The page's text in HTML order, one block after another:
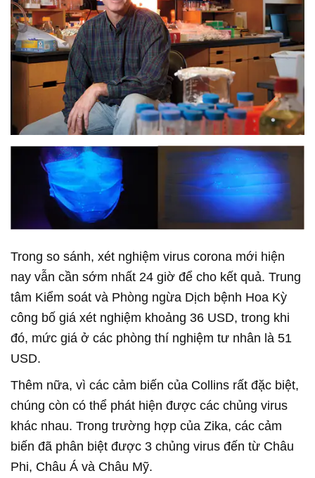
Trong so sánh, xét nghiệm virus corona mới hiện
nay vẫn cần sớm nhất 24 giờ để cho kết quả. Trung
tâm Kiểm soát và Phòng ngừa Dịch bệnh Hoa Kỳ
công bố giá xét nghiệm khoảng 36 USD, trong khi
đó, mức giá ở các phòng thí nghiệm tư nhân là 51
USD.
Thêm nữa, vì các cảm biến của Collins rất đặc biệt,
chúng còn có thể phát hiện được các chủng virus
khác nhau. Trong trường hợp của Zika, các cảm
biến đã phân biệt được 3 chủng virus đến từ Châu
Phi, Châu Á và Châu Mỹ.